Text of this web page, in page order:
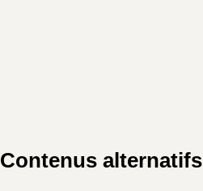
Contenus alternatifs